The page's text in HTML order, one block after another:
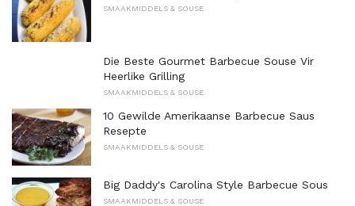
SMAAKMIDDELS & SOUSE
Die Beste Gourmet Barbecue Souse Vir
Heerlike Grilling
SMAAKMIDDELS & SOUSE
10 Gewilde Amerikaanse Barbecue Saus
Resepte
SMAAKMIDDELS & SOUSE
Big Daddy's Carolina Style Barbecue Sous
SMAAKMIDDELS & SOUSE